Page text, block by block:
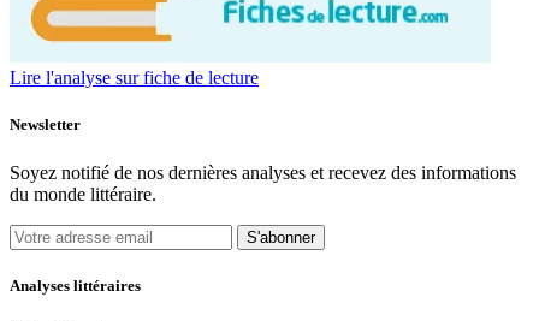
Lire l'analyse sur fiche de lecture
Newsletter
Soyez notifié de nos dernières analyses et recevez des informations
du monde littéraire.
S'abonner
Analyses littéraires